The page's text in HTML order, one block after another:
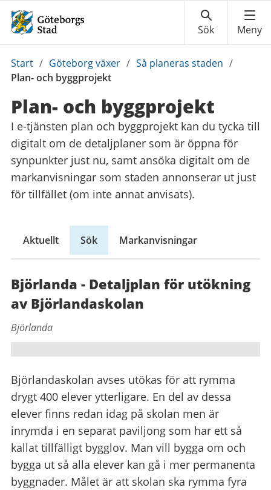
Du
är
Start / Göteborg växer / Så planeras staden /
Plan- och byggprojekt
Plan- och byggprojekt
I e-tjänsten plan och byggprojekt kan du tycka till
digitalt om de detaljplaner som är öppna för
synpunkter just nu, samt ansöka digitalt om de
markanvisningar som staden annonserar ut just
för tillfället (om inte annat anvisats).
Aktuellt Sök Markanvisningar
Björlanda - Detaljplan för utökning
av Björlandaskolan
Björlanda
Björlandaskolan avses utökas för att rymma
drygt 400 elever ytterligare. En del av dessa
elever finns redan idag på skolan men är
inrymda i en separat paviljong som har ett så
kallat tillfälligt bygglov. Man vill bygga om och
bygga ut så alla elever kan gå i mer permanenta
byggnader. Målet är att skolan ska rymma fyra